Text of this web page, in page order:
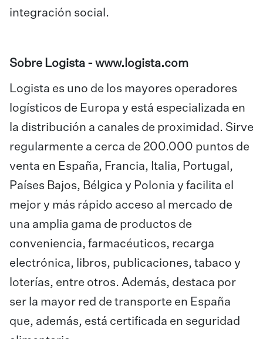
integración social.
Sobre Logista - www.logista.com
Logista es uno de los mayores operadores
logísticos de Europa y está especializada en
la distribución a canales de proximidad. Sirve
regularmente a cerca de 200.000 puntos de
venta en España, Francia, Italia, Portugal,
Países Bajos, Bélgica y Polonia y facilita el
mejor y más rápido acceso al mercado de
una amplia gama de productos de
conveniencia, farmacéuticos, recarga
electrónica, libros, publicaciones, tabaco y
loterías, entre otros. Además, destaca por
ser la mayor red de transporte en España
que, además, está certificada en seguridad